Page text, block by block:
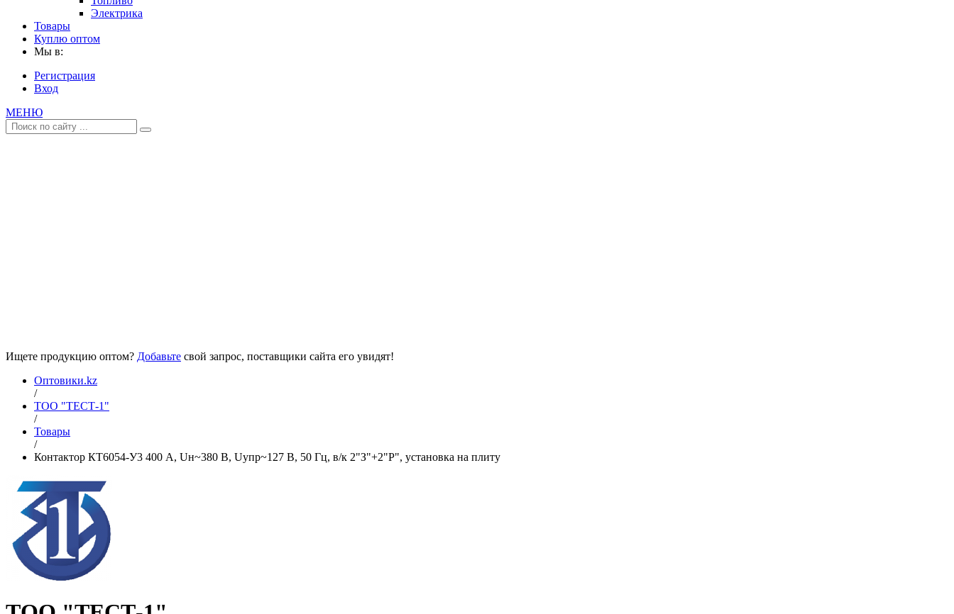
Электрика
Товары
Куплю оптом
Мы в:
Регистрация
Вход
МЕНЮ
Ищете продукцию оптом? Добавьте свой запрос, поставщики сайта его увидят!
Оптовики.kz
/
ТОО "ТЕСТ-1"
/
Товары
/
Контактор КТ6054-У3 400 А, Uн~380 В, Uупр~127 В, 50 Гц, в/к 2"З"+2"Р", установка на плиту